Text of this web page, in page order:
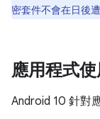
密套件不會在日後遭
應用程式
Android 10 針對